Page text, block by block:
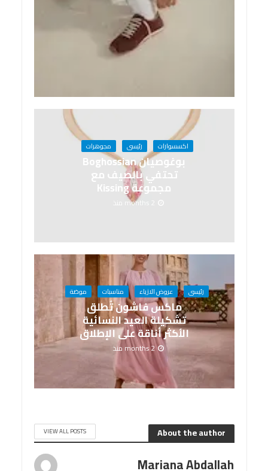
اكسسوارات رئيسى مجوهرات
بوغوصيان Boghossian
تحتفي بالصيف مع
مجموعة Kissing
2 months منذ
رئيسى عروض الازياء مناسبات موضة
ماكس فاشون تُطلق
تشكيلة العيد النسائية
الأكثر أناقة على الإطلاق
2 months منذ
About the author
VIEW ALL POSTS
Mariana Abdallah